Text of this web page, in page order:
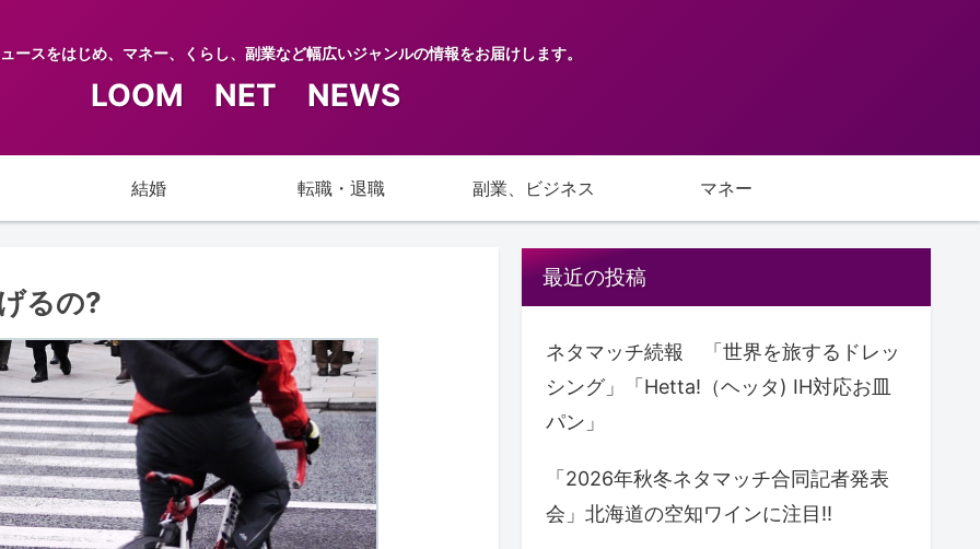
ースをはじめ、マネー、くらし、副業など幅広いジャンルの情報をお届けします。
LOOM NET NEWS
結婚 転職・退職 副業、ビジネス マネー
るの?
最近の投稿
ネタマッチ続報 「世界を旅するドレッ
シング」「Hetta!（ヘッタ) IH対応お皿
パン」
「2026年秋冬ネタマッチ合同記者発表
会」北海道の空知ワインに注目!!